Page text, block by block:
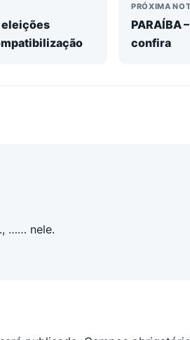
eleições
PRÓXIMA
PARAÍBA
confira
…… nele.